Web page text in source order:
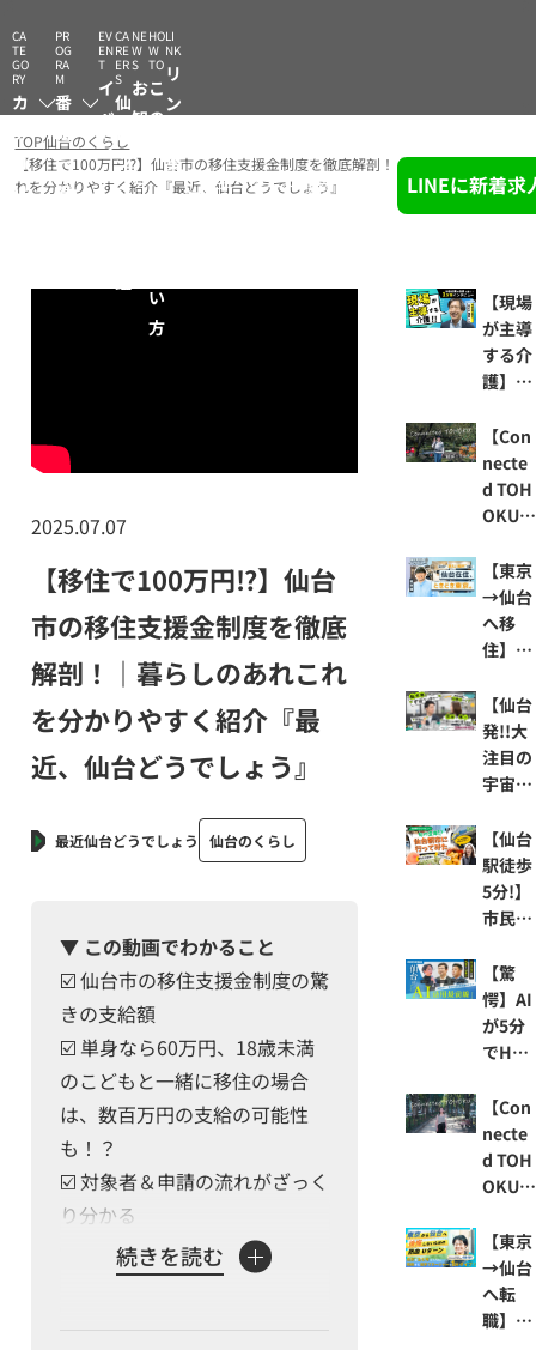
CA
TE
GO
RY
カ
テ
ゴ
リ
PR
OG
RA
M
番
組
一
覧
EV
EN
T
イ
ベ
ン
ト
CA
RE
ER
S
仙
シ
ゴ
NE
W
S
お
知
せ
HO
W
TO
こ
の
イ
い
方
LI
NK
リ
ン
集
キーワード検索
LINEに新着求
TOP仙台のくらし
【移住で100万円⁉】仙台市の移住支援金制度を徹底解剖！｜暮らしのあれこ
れを分かりやすく紹介『最近、仙台どうでしょう』
2025.07.07
【移住で100万円⁉】仙台
市の移住支援金制度を徹底
解剖！｜暮らしのあれこれ
を分かりやすく紹介『最
近、仙台どうでしょう』
最近仙台どうでしょう 仙台のくらし
▼ この動画でわかること
☑️ 仙台市の移住支援金制度の驚
きの支給額
☑️ 単身なら60万円、18歳未満
のこどもと一緒に移住の場合
は、数百万円の支給の可能性
も！？
☑️ 対象者＆申請の流れがざっく
り分かる
あなたが移住を本気で考えるき
続きを読む
【現場
が主導
する介
護】社
護未経
験⁉
「みん
なで作
る」会
社のあ
り方に
迫る！
企業の
社長に
聞く！
『1分
タビュ
ー』/
株式会
社みや
と
【Con
necte
d TOH
OKU】
天童市
の果樹
園で
「つな
をつく
る結城
こずえ
さんの
【東京
→仙台
へ移
住】仙
住、と
きどき
東京。
自分
たい場
所”で
働くそ
の働き
着！｜
経験者
に聞
く！
移住者
インタ
ビュ
ー』
【仙台
発!!大
注目の
宇宙ベ
ー】宇
宙から
の帰り
道を創
界を変
える若
きリー
ダーが
壮大な
宇宙ビ
ジネス
の裏側
る!!｜
仙台で
活躍す
る企業
をレコ
【仙台
駅徒歩
5分!】
市民の
所“仙
台朝
市”は
旬の宝
た！｜
暮らし
のあれ
これを
やすく
紹介
『最
近、仙
【驚
愕】AI
が5分
でHP
成⁈｜
時代の
最先端
をいく
DX技
術
【Con
necte
d TOH
OKU】
魅力を
多拠点
生活す
る視点
【東京
→仙台
へ転
職】仙